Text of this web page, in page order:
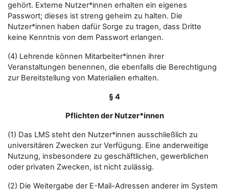
gehört. Externe Nutzer*innen erhalten ein eigenes
Passwort; dieses ist streng geheim zu halten. Die
Nutzer*innen haben dafür Sorge zu tragen, dass Dritte
keine Kenntnis von dem Passwort erlangen.
(4) Lehrende können Mitarbeiter*innen ihrer
Veranstaltungen benennen, die ebenfalls die Berechtigung
zur Bereitstellung von Materialien erhalten.
§ 4
Pflichten der Nutzer*innen
(1) Das LMS steht den Nutzer*innen ausschließlich zu
universitären Zwecken zur Verfügung. Eine anderweitige
Nutzung, insbesondere zu geschäftlichen, gewerblichen
oder privaten Zwecken, ist nicht zulässig.
(2) Die Weitergabe der E-Mail-Adressen anderer im System